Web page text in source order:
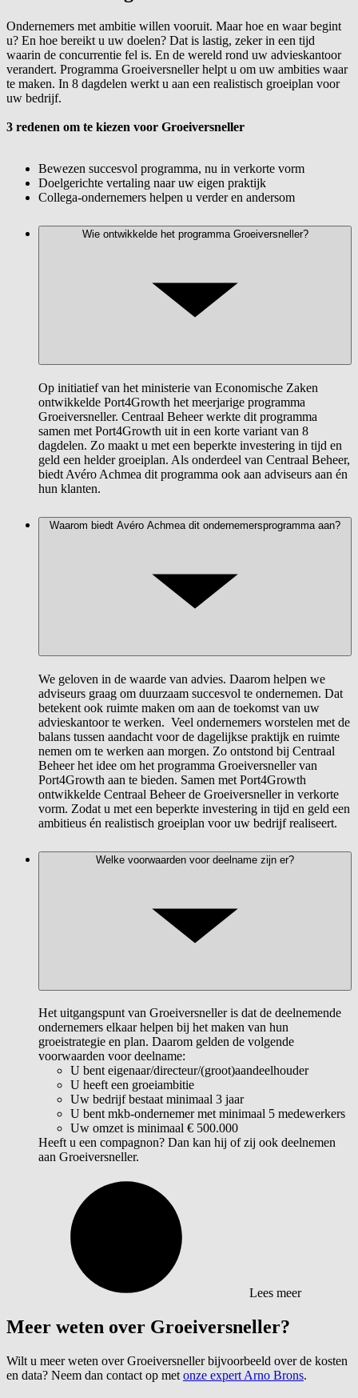
Ondernemers met ambitie willen vooruit. Maar hoe en waar begint
u? En hoe bereikt u uw doelen? Dat is lastig, zeker in een tijd
waarin de concurrentie fel is. En de wereld rond uw advieskantoor
verandert. Programma Groeiversneller helpt u om uw ambities waar
te maken. In 8 dagdelen werkt u aan een realistisch groeiplan voor
uw bedrijf.
3 redenen om te kiezen voor Groeiversneller
Bewezen succesvol programma, nu in verkorte vorm
Doelgerichte vertaling naar uw eigen praktijk
Collega-ondernemers helpen u verder en andersom
Wie ontwikkelde het programma Groeiversneller?
Op initiatief van het ministerie van Economische Zaken
ontwikkelde Port4Growth het meerjarige programma
Groeiversneller. Centraal Beheer werkte dit programma
samen met Port4Growth uit in een korte variant van 8
dagdelen. Zo maakt u met een beperkte investering in tijd en
geld een helder groeiplan. Als onderdeel van Centraal Beheer,
biedt Avéro Achmea dit programma ook aan adviseurs aan én
hun klanten.
Waarom biedt Avéro Achmea dit ondernemersprogramma aan?
We geloven in de waarde van advies. Daarom helpen we
adviseurs graag om duurzaam succesvol te ondernemen. Dat
betekent ook ruimte maken om aan de toekomst van uw
advieskantoor te werken. Veel ondernemers worstelen met de
balans tussen aandacht voor de dagelijkse praktijk en ruimte
nemen om te werken aan morgen. Zo ontstond bij Centraal
Beheer het idee om het programma Groeiversneller van
Port4Growth aan te bieden. Samen met Port4Growth
ontwikkelde Centraal Beheer de Groeiversneller in verkorte
vorm. Zodat u met een beperkte investering in tijd en geld een
ambitieus én realistisch groeiplan voor uw bedrijf realiseert.
Welke voorwaarden voor deelname zijn er?
Het uitgangspunt van Groeiversneller is dat de deelnemende
ondernemers elkaar helpen bij het maken van hun
groeistrategie en plan. Daarom gelden de volgende
voorwaarden voor deelname:
U bent eigenaar/directeur/(groot)aandeelhouder
U heeft een groeiambitie
Uw bedrijf bestaat minimaal 3 jaar
U bent mkb-ondernemer met minimaal 5 medewerkers
Uw omzet is minimaal € 500.000
Heeft u een compagnon? Dan kan hij of zij ook deelnemen
aan Groeiversneller.
Lees meer
Meer weten over Groeiversneller?
Wilt u meer weten over Groeiversneller bijvoorbeeld over de kosten
en data? Neem dan contact op met onze expert Arno Brons.